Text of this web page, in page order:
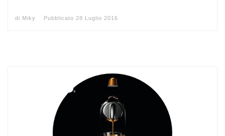
di Miky Pubblicato 28 Luglio 2016